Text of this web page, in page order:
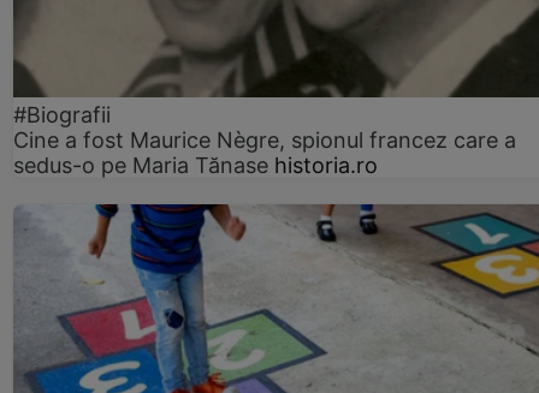
#Biografii
Cine a fost Maurice Nègre, spionul francez care a
sedus-o pe Maria Tănase historia.ro